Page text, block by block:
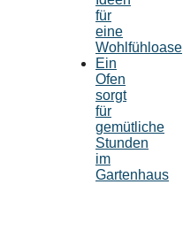
für
eine
Wohlfühloase
Ein
Ofen
sorgt
für
gemütliche
Stunden
im
Gartenhaus